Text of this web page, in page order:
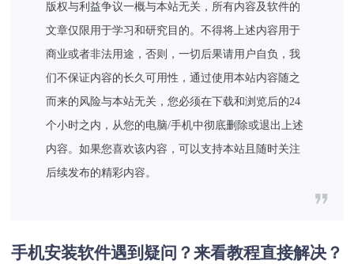
版权与利益争议一概与本站无关，所有内容及软件的
文章仅限用于学习和研究目的。不得将上述内容用于
商业或者非法用途，否则，一切后果请用户自负，我
们不保证内容的长久可用性，通过使用本站内容随之
而来的风险与本站无关，您必须在下载和浏览后的24
个小时之内，从您的电脑/手机中彻底删除或退出上述
内容。如果您喜欢该内容，可以支持本站且随时关注
后续发布的精彩内容。
手机安装软件遇到疑问？来看教程直接解决？